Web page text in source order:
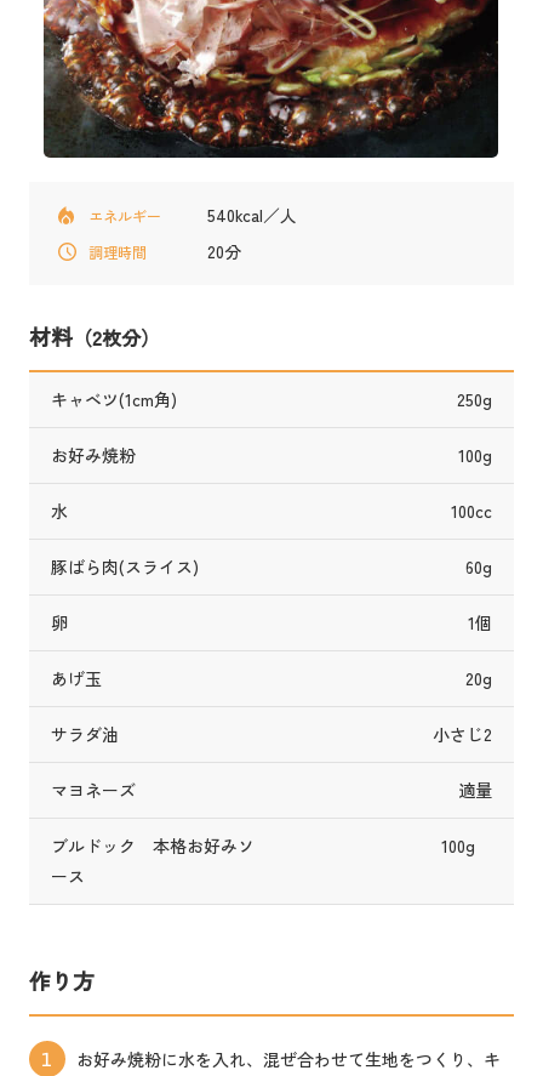
エネルギー 540kcal／人
調理時間 20分
材料（2枚分）
キャベツ(1cm角) 250g
お好み焼粉 100g
水 100cc
豚ばら肉(スライス) 60g
卵 1個
あげ玉 20g
サラダ油 小さじ2
マヨネーズ 適量
ブルドック 本格お好みソ
ース
100g
作り方
1
お好み焼粉に水を入れ、混ぜ合わせて生地をつくり、キ